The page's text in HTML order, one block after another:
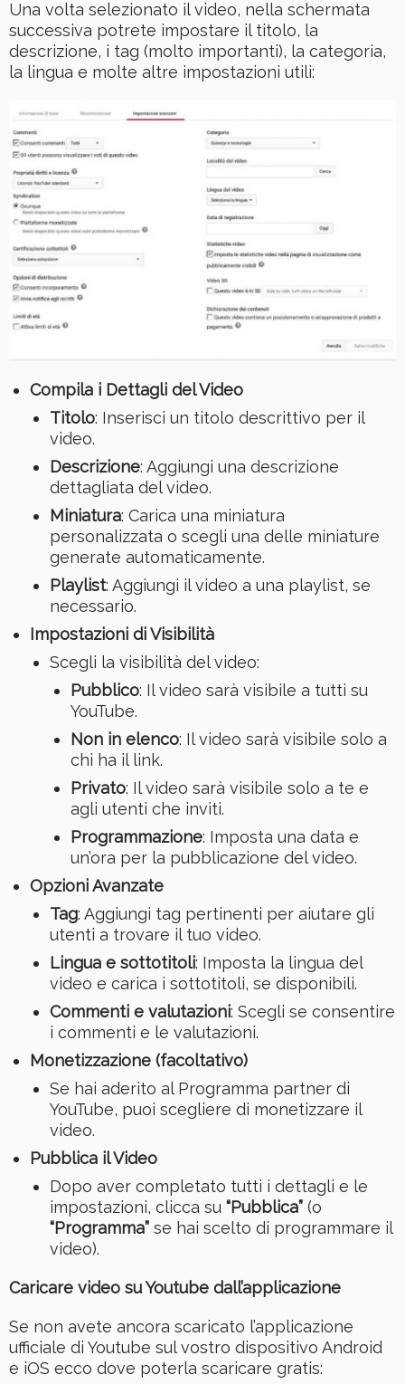
Una volta selezionato il video, nella schermata
successiva potrete impostare il titolo, la
descrizione, i tag (molto importanti), la categoria,
la lingua e molte altre impostazioni utili:
Compila i Dettagli del Video
Titolo: Inserisci un titolo descrittivo per il
video.
Descrizione: Aggiungi una descrizione
dettagliata del video.
Miniatura: Carica una miniatura
personalizzata o scegli una delle miniature
generate automaticamente.
Playlist: Aggiungi il video a una playlist, se
necessario.
Impostazioni di Visibilità
Scegli la visibilità del video:
Pubblico: Il video sarà visibile a tutti su
YouTube.
Non in elenco: Il video sarà visibile solo a
chi ha il link.
Privato: Il video sarà visibile solo a te e
agli utenti che inviti.
Programmazione: Imposta una data e
un’ora per la pubblicazione del video.
Opzioni Avanzate
Tag: Aggiungi tag pertinenti per aiutare gli
utenti a trovare il tuo video.
Lingua e sottotitoli: Imposta la lingua del
video e carica i sottotitoli, se disponibili.
Commenti e valutazioni: Scegli se consentire
i commenti e le valutazioni.
Monetizzazione (facoltativo)
Se hai aderito al Programma partner di
YouTube, puoi scegliere di monetizzare il
video.
Pubblica il Video
Dopo aver completato tutti i dettagli e le
impostazioni, clicca su “Pubblica” (o
“Programma” se hai scelto di programmare il
video).
Caricare video su Youtube dall’applicazione
Se non avete ancora scaricato l’applicazione
ufficiale di Youtube sul vostro dispositivo Android
e iOS ecco dove poterla scaricare gratis: